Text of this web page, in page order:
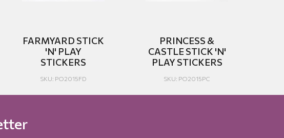
FARMYARD STICK
'N' PLAY
STICKERS
SKU: PO2015FD
PRINCESS &
CASTLE STICK 'N'
PLAY STICKERS
SKU: PO2015PC